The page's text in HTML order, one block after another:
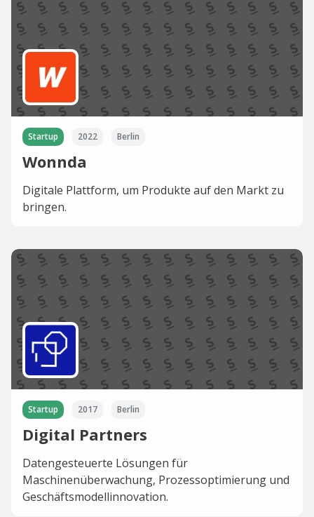
Startup 2022 Berlin
Wonnda
Digitale Plattform, um Produkte auf den Markt zu
bringen.
Startup 2017 Berlin
Digital Partners
Datengesteuerte Lösungen für
Maschinenüberwachung, Prozessoptimierung und
Geschäftsmodellinnovation.